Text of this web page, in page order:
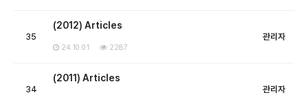
35
(2012) Articles
24.10.01 2287
관리자
34
(2011) Articles
관리자